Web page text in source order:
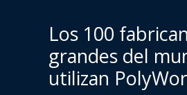
Los 100
grandes del
utilizan